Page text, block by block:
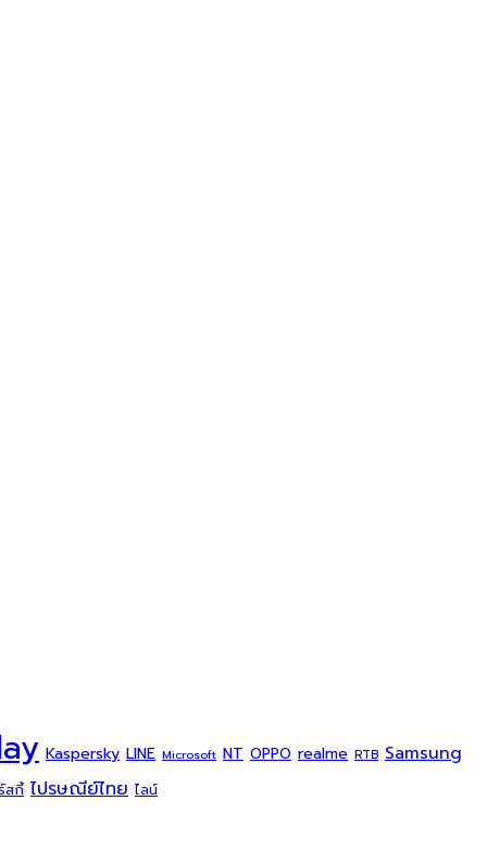
Kaspersky LINE Microsoft NT OPPO realme RTB Samsung
สกี้ ไปรษณีย์ไทย ไลน์